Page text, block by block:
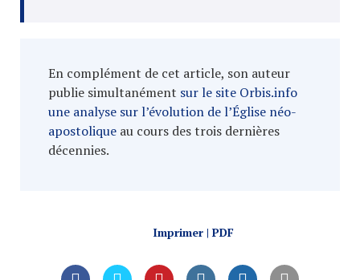
En complément de cet article, son auteur
publie simultanément sur le site Orbis.info
une analyse sur l’évolution de l’Église néo-
apostolique au cours des trois dernières
décennies.
Imprimer | PDF